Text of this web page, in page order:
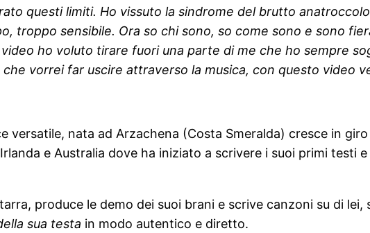
questi limiti. Ho vissuto la sindrome del brutto
troppo sensibile. Ora so chi sono, so come sono e sono
ho voluto tirare fuori una parte di me che ho sempre
vorrei far uscire attraverso la musica, con questo video
versatile, nata ad Arzachena (Costa Smeralda) cresce in
e Australia dove ha iniziato a scrivere i suoi primi testi e
produce le demo dei suoi brani e scrive canzoni su di lei,
sua testa in modo autentico e diretto.